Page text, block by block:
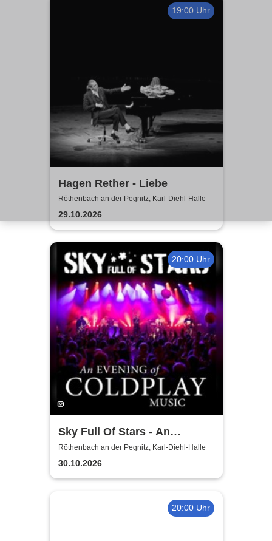
19:00 Uhr
Hagen Rether - Liebe
Röthenbach an der Pegnitz, Karl-Diehl-Halle
29.10.2026
20:00 Uhr
Sky Full Of Stars - An
Evening Of Coldplay Music
Röthenbach an der Pegnitz, Karl-Diehl-Halle
30.10.2026
20:00 Uhr